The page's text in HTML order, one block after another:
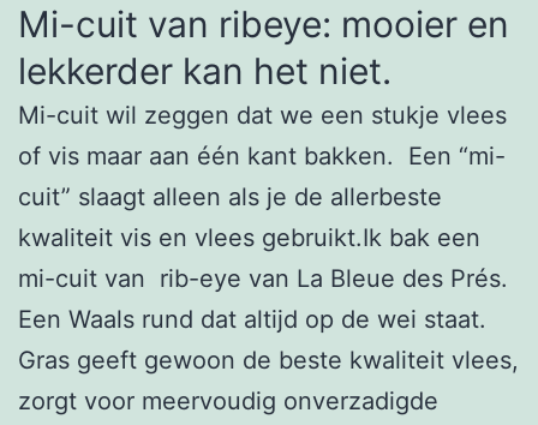
Mi-cuit van ribeye: mooier en
lekkerder kan het niet.
Mi-cuit wil zeggen dat we een stukje vlees
of vis maar aan één kant bakken. Een “mi-
cuit” slaagt alleen als je de allerbeste
kwaliteit vis en vlees gebruikt.Ik bak een
mi-cuit van rib-eye van La Bleue des Prés.
Een Waals rund dat altijd op de wei staat.
Gras geeft gewoon de beste kwaliteit vlees,
zorgt voor meervoudig onverzadigde